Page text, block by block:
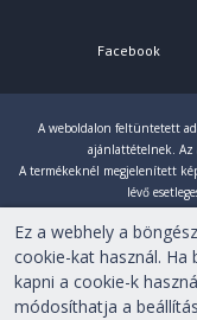
Facebook
A weboldalon feltüntetett
ajánlattételnek. Az
A termékeknél megjelenített
lévő
Copyright © 2007-2026 First
fenntartva!
Ez a webhely a
cookie-kat használ.
kapni a cookie-k
módosíthatja a